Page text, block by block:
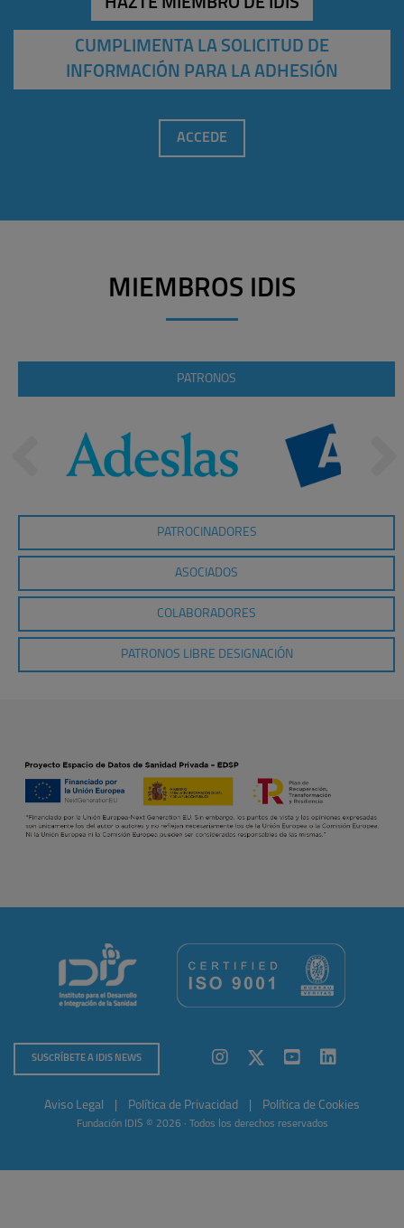
HAZTE MIEMBRO DE IDIS
CUMPLIMENTA LA SOLICITUD DE
INFORMACIÓN PARA LA ADHESIÓN
ACCEDE
MIEMBROS IDIS
PATRONOS
PATROCINADORES
ASOCIADOS
COLABORADORES
PATRONOS LIBRE DESIGNACIÓN
SUSCRÍBETE A IDIS NEWS
Aviso Legal Política de Privacidad Política de Cookies
Fundación IDIS © 2026 · Todos los derechos reservados